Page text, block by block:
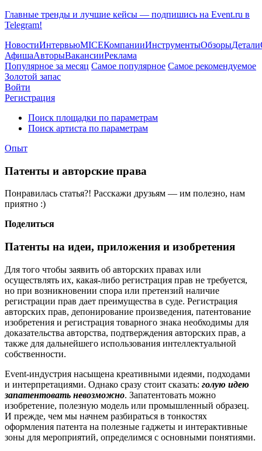
Главные тренды и лучшие кейсы — подпишись на Event.ru в
Telegram!
НовостиИнтервьюMICEКомпанииИнструментыОбзорыДетали
АфишаАвторыВакансииРеклама
Популярное за месяц Самое популярное Самое рекомендуемое
Золотой запас
Войти
Регистрация
Поиск площадки по параметрам
Поиск артиста по параметрам
Опыт
Патенты и авторские права
Понравилась статья?! Расскажи друзьям — им полезно, нам
приятно :)
Поделиться
Патенты на идеи, приложения и изобретения
Для того чтобы заявить об авторских правах или
осуществлять их, какая-либо регистрация прав не требуется,
но при возникновении спора или претензий наличие
регистрации прав дает преимущества в суде. Регистрация
авторских прав, депонирование произведения, патентование
изобретения и регистрация товарного знака необходимы для
доказательства авторства, подтверждения авторских прав, а
также для дальнейшего использования интеллектуальной
собственности.
Event-индустрия насыщена креативными идеями, подходами
и интерпретациями. Однако сразу стоит сказать: голую идею
запатентовать невозможно. Запатентовать можно
изобретение, полезную модель или промышленный образец.
И прежде, чем мы начнем разбираться в тонкостях
оформления патента на полезные гаджеты и интерактивные
зоны для мероприятий, определимся с основными понятиями.